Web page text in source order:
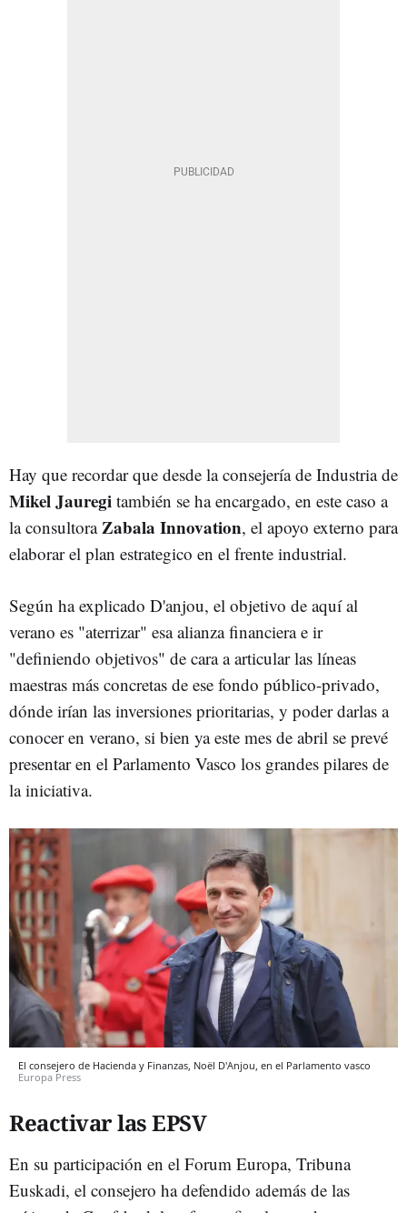
Hay que recordar que desde la consejería de Industria de
Mikel Jauregi también se ha encargado, en este caso a
la consultoraZabala Innovation, el apoyo externo para
elaborar el plan estrategico en el frente industrial.
Según ha explicado D'anjou, el objetivo de aquí al
verano es "aterrizar" esa alianza financiera e ir
"definiendo objetivos" de cara a articular las líneas
maestras más concretas de ese fondo público-privado,
dónde irían las inversiones prioritarias, y poder darlas a
conocer en verano, si bien ya este mes de abril se prevé
presentar en el Parlamento Vasco los grandes pilares de
la iniciativa.
El consejero de Hacienda y Finanzas, Noël D'Anjou, en el Parlamento vasco
Europa Press
Reactivar las EPSV
En su participación en el Forum Europa, Tribuna
Euskadi, el consejero ha defendido además de las